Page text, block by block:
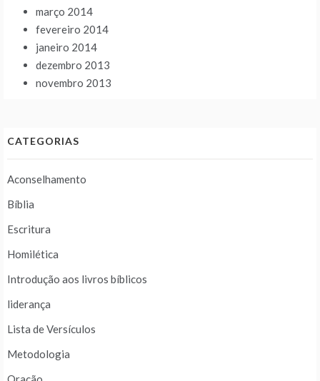
março 2014
fevereiro 2014
janeiro 2014
dezembro 2013
novembro 2013
CATEGORIAS
Aconselhamento
Bíblia
Escritura
Homilética
Introdução aos livros bíblicos
liderança
Lista de Versículos
Metodologia